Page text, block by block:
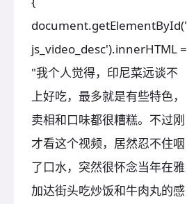
document.getElementById('
js_video_desc').innerHTML =
"我个人觉得，印尼菜远谈不
上好吃，最多就是有些特色，
卖相和口味都很糟糕。不过刚
才看这个视频，居然忍不住咽
了口水，突然很怀念当年在雅
加达街头吃炒饭和牛肉丸的感